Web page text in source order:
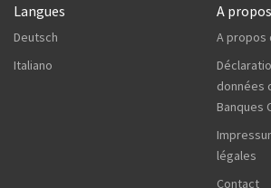
Langues
Deutsch
Italiano
A
A propos
données
Banques
légales
Contact